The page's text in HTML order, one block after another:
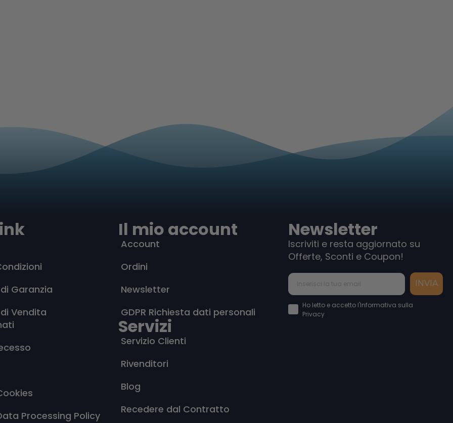
Garanzia
Vendita
Processing Policy
Il mio account
Account
Ordini
Newsletter
GDPR Richiesta dati personali
Servizi
Servizio Clienti
Rivenditori
Blog
Recedere dal Contratto
Newsletter
Iscriviti e resta aggiornato su
Offerte, Sconti e Coupon!
INVIA
Accettazione Privacy Policy
Ho letto e accetto l'Informativa sulla
Privacy